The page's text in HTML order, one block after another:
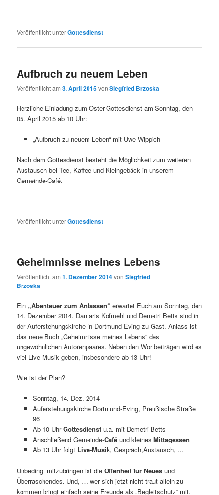
Veröffentlicht unterGottesdienst
Aufbruch zu neuem Leben
Veröffentlicht am3. April 2015vonSiegfried Brzoska
Herzliche Einladung zum Oster-Gottesdienst am Sonntag, den
05. April 2015 ab 10 Uhr:
„Aufbruch zu neuem Leben“ mit Uwe Wippich
Nach dem Gottesdienst besteht die Möglichkeit zum weiteren
Austausch bei Tee, Kaffee und Kleingebäck in unserem
Gemeinde-Café.
Veröffentlicht unterGottesdienst
Geheimnisse meines Lebens
Veröffentlicht am1. Dezember 2014vonSiegfried
Brzoska
Ein „Abenteuer zum Anfassen“ erwartet Euch am Sonntag, den
14. Dezember 2014. Damaris Kofmehl und Demetri Betts sind in
der Auferstehungskirche in Dortmund-Eving zu Gast. Anlass ist
das neue Buch „Geheimnisse meines Lebens“ des
ungewöhnlichen Autorenpaares. Neben den Wortbeiträgen wird es
viel Live-Musik geben, insbesondere ab 13 Uhr!
Wie ist der Plan?:
Sonntag, 14. Dez. 2014
Auferstehungskirche Dortmund-Eving, Preußische Straße
96
Ab 10 UhrGottesdienstu.a. mit Demetri Betts
Anschließend Gemeinde-Caféund kleines Mittagessen
Ab 13 Uhr folgt Live-Musik, Gespräch,Austausch, …
Unbedingt mitzubringen ist dieOffenheit für Neues und
Überraschendes. Und, … wer sich jetzt nicht traut allein zu
kommen bringt einfach seine Freunde als „Begleitschutz“ mit.